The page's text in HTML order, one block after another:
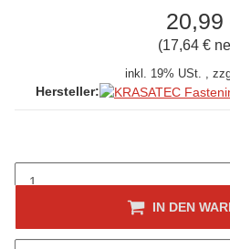
20,99
(17,64 €
inkl. 19% USt. ,
Hersteller:
IN DEN